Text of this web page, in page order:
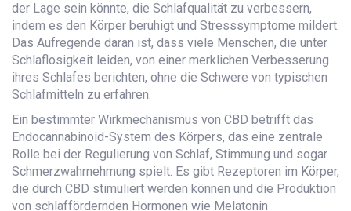
der Lage sein könnte, die Schlafqualität zu verbessern,
indem es den Körper beruhigt und Stresssymptome mildert.
Das Aufregende daran ist, dass viele Menschen, die unter
Schlaflosigkeit leiden, von einer merklichen Verbesserung
ihres Schlafes berichten, ohne die Schwere von typischen
Schlafmitteln zu erfahren.
Ein bestimmter Wirkmechanismus von CBD betrifft das
Endocannabinoid-System des Körpers, das eine zentrale
Rolle bei der Regulierung von Schlaf, Stimmung und sogar
Schmerzwahrnehmung spielt. Es gibt Rezeptoren im Körper,
die durch CBD stimuliert werden können und die Produktion
von schlaffördernden Hormonen wie Melatonin